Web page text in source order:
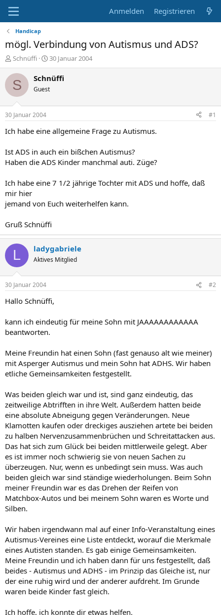
Anmelden Registrieren
Handicap
mögl. Verbindung von Autismus und ADS?
E
r
s
t
e
r
Schnüffi
E
r
s
e
t
a
30 Januar 2004
S Schnüffi
Guest
30 Januar 2004 #1
Ich habe eine allgemeine Frage zu Autismus.
Ist ADS in auch ein bißchen Autismus?
Haben die ADS Kinder manchmal auti. Züge?
Ich habe eine 7 1/2 jährige Tochter mit ADS und hoffe, daß
mir hier
jemand von Euch weiterhelfen kann.
Gruß Schnüffi
L ladygabriele
Aktives Mitglied
30 Januar 2004 #2
Hallo Schnüffi,
kann ich eindeutig für meine Sohn mit JAAAAAAAAAAAA
beantworten.
Meine Freundin hat einen Sohn (fast genauso alt wie meiner)
mit Asperger Autismus und mein Sohn hat ADHS. Wir haben
etliche Gemeinsamkeiten festgestellt.
Was beiden gleich war und ist, sind ganz eindeutig, das
zeitweilige Abtrifften in ihre Welt. Außerdem hatten beide
eine absolute Abneigung gegen Veränderungen. Neue
Klamotten kaufen oder dreckiges ausziehen artete bei beiden
zu halben Nervenzusammenbrüchen und Schreitattacken aus.
Das hat sich zum Glück bei beiden mittlerweile gelegt. Aber
es ist immer noch schwierig sie von neuen Sachen zu
überzeugen. Nur, wenn es unbedingt sein muss. Was auch
beiden gleich war sind ständige wiederholungen. Beim Sohn
meiner Freundin war es das Drehen der Reifen von
Matchbox-Autos und bei meinem Sohn waren es Worte und
Silben.
Wir haben irgendwann mal auf einer Info-Veranstaltung eines
Autismus-Vereines eine Liste entdeckt, worauf die Merkmale
eines Autisten standen. Es gab einige Gemeinsamkeiten.
Meine Freundin und ich haben dann für uns festgestellt, daß
beides - Autismus und ADHS - im Prinzip das Gleiche ist, nur
der eine ruhig wird und der anderer aufdreht. Im Grunde
waren beide Kinder fast gleich.
Ich hoffe, ich konnte dir etwas helfen.